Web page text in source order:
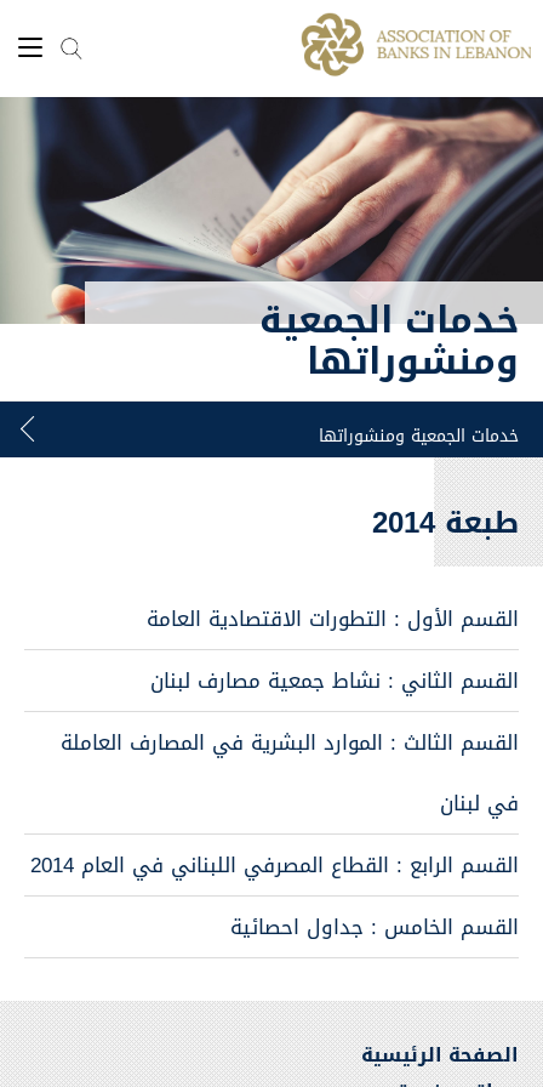
خدمات الجمعية
ومنشوراتها
طبعة 2014
القسم الأول : التطورات الاقتصادية العامة
القسم الثاني : نشاط جمعية مصارف لبنان
القسم الثالث : الموارد البشرية في المصارف العاملة
في لبنان
القسم الرابع : القطاع المصرفي اللبناني في العام 2014
القسم الخامس : جداول احصائية
الصفحة الرئيسية